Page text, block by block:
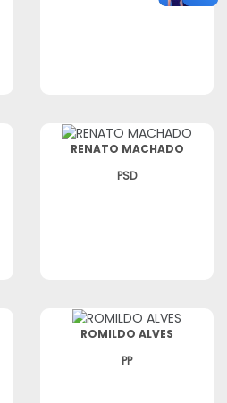
RENATO MACHADO
PSD
ROMILDO ALVES
PP